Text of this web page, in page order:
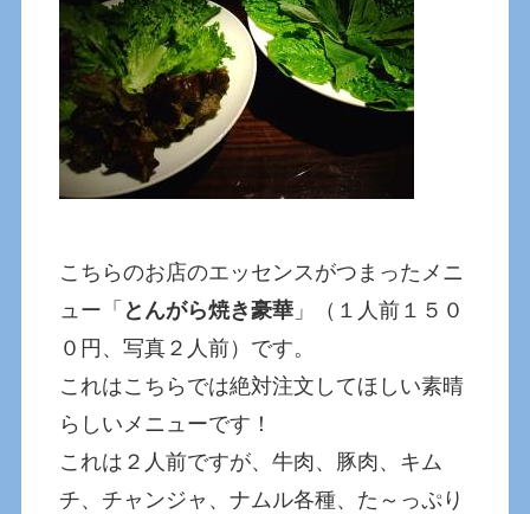
こちらのお店のエッセンスがつまったメニ
ュー「 とんがら焼き豪華 」（１人前１５０
０円、写真２人前）です。
これはこちらでは絶対注文してほしい素晴
らしいメニューです！
これは２人前ですが、牛肉、豚肉、キム
チ、チャンジャ、ナムル各種、た～っぷり